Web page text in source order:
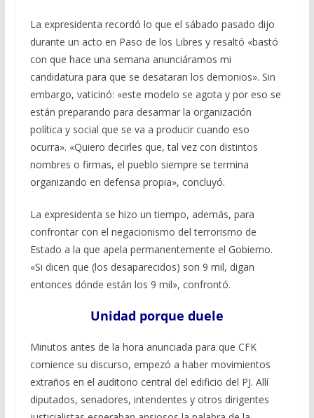
La expresidenta recordó lo que el sábado pasado dijo
durante un acto en Paso de los Libres y resaltó «bastó
con que hace una semana anunciáramos mi
candidatura para que se desataran los demonios». Sin
embargo, vaticinó: «este modelo se agota y por eso se
están preparando para desarmar la organización
política y social que se va a producir cuando eso
ocurra». «Quiero decirles que, tal vez con distintos
nombres o firmas, el pueblo siempre se termina
organizando en defensa propia», concluyó.
La expresidenta se hizo un tiempo, además, para
confrontar con el negacionismo del terrorismo de
Estado a la que apela permanentemente el Gobierno.
«Si dicen que (los desaparecidos) son 9 mil, digan
entonces dónde están los 9 mil», confrontó.
Unidad porque duele
Minutos antes de la hora anunciada para que CFK
comience su discurso, empezó a haber movimientos
extraños en el auditorio central del edificio del PJ. Allí
diputados, senadores, intendentes y otros dirigentes